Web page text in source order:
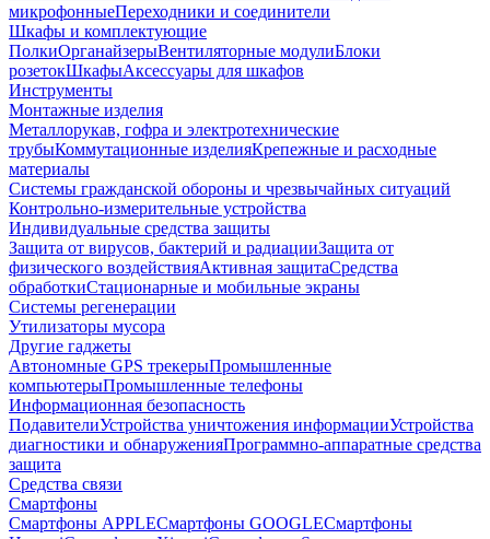
микрофонныеПереходники и соединители
Шкафы и комплектующие
ПолкиОрганайзерыВентиляторные модулиБлоки
розетокШкафыАксессуары для шкафов
Инструменты
Монтажные изделия
Металлорукав, гофра и электротехнические
трубыКоммутационные изделияКрепежные и расходные
материалы
Системы гражданской обороны и чрезвычайных ситуаций
Контрольно-измерительные устройства
Индивидуальные средства защиты
Защита от вирусов, бактерий и радиацииЗащита от
физического воздействияАктивная защитаСредства
обработкиСтационарные и мобильные экраны
Системы регенерации
Утилизаторы мусора
Другие гаджеты
Автономные GPS трекерыПромышленные
компьютерыПромышленные телефоны
Информационная безопасность
ПодавителиУстройства уничтожения информацииУстройства
диагностики и обнаруженияПрограммно-аппаратные средства
защита
Средства связи
Смартфоны
Смартфоны APPLEСмартфоны GOOGLEСмартфоны